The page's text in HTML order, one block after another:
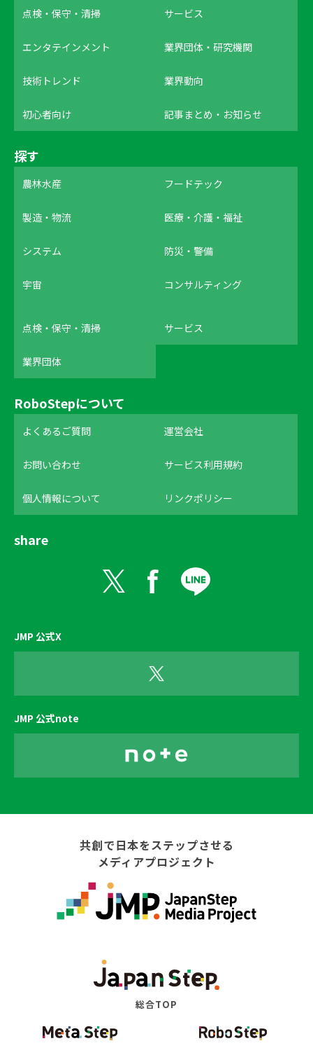
点検・保守・清掃 サービス
エンタテインメント 業界団体・研究機関
技術トレンド 業界動向
初心者向け 記事まとめ・お知らせ
探す
農林水産 フードテック
製造・物流 医療・介護・福祉
システム 防災・警備
宇宙 コンサルティング
点検・保守・清掃 サービス
業界団体
RoboStepについて
よくあるご質問 運営会社
お問い合わせ サービス利用規約
個人情報について リンクポリシー
share
JMP 公式X
JMP 公式note
共創で日本をステップさせる
メディアプロジェクト
総合TOP